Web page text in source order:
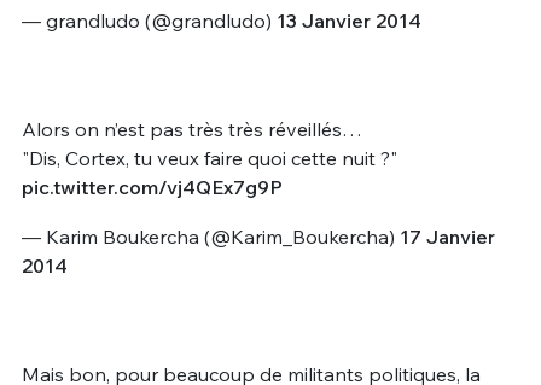
— grandludo (@grandludo) 13 Janvier 2014
Alors on n’est pas très très réveillés…
"Dis, Cortex, tu veux faire quoi cette nuit ?"
pic.twitter.com/vj4QEx7g9P
— Karim Boukercha (@Karim_Boukercha) 17 Janvier
2014
Mais bon, pour beaucoup de militants politiques, la